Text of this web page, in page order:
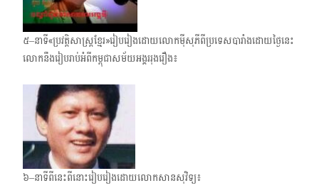
៥–នាទី«ប្រវត្តិសាស្ត្រខ្មែរ»រៀបរៀងដោយលោកម៉ីសុភីពីប្រទេសបារាំង​ដោយថ្ងៃនេះ​
លោកនឹងរៀបរាប់​អំពីកម្ពុជាសម័យអង្គររុងរឿង៖
៦–នាទីពីនេះពីនោះរៀបរៀងដោយលោកសានសុវិទ្យ៖